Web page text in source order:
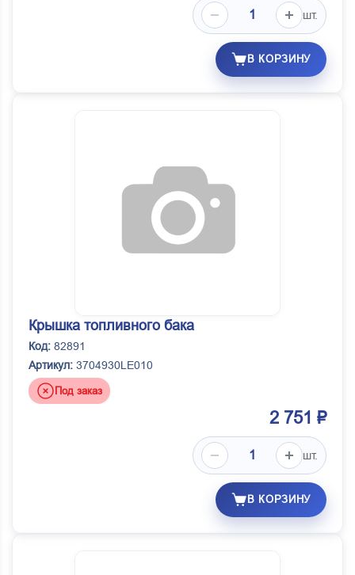
шт.
В КОРЗИНУ
Крышка топливного бака
Код: 82891
Артикул: 3704930LE010
Под заказ
2 751 ₽
шт.
В КОРЗИНУ